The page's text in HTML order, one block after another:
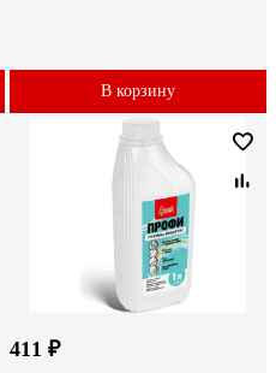
В корзину
411 ₽